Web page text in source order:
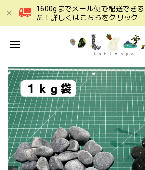
1600gまでメール便で配送でき
た！詳しくはこちらをクリック